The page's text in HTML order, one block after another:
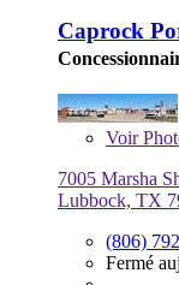
Caprock
Voir
7005 Marsha
Lubbock, TX
(806)
Fermé